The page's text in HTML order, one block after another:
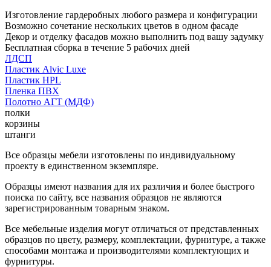
Изготовление гардеробных любого размера и конфигурации
Возможно сочетание нескольких цветов в одном фасаде
Декор и отделку фасадов можно выполнить под вашу задумку
Бесплатная сборка в течение 5 рабочих дней
ЛДСП
Пластик Alvic Luxe
Пластик HPL
Пленка ПВХ
Полотно АГТ (МДФ)
полки
корзины
штанги
Все образцы мебели изготовлены по индивидуальному
проекту в единственном экземпляре.
Образцы имеют названия для их различия и более быстрого
поиска по сайту, все названия образцов не являются
зарегистрированным товарным знаком.
Все мебельные изделия могут отличаться от представленных
образцов по цвету, размеру, комплектации, фурнитуре, а также
способами монтажа и производителями комплектующих и
фурнитуры.